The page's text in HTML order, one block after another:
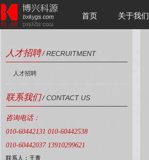
首页 关于我们
人才招聘/ RECRUITMENT
人才招聘
联系我们/ CONTACT US
咨询电话：
010-60442131 010-60442538
010-60442037 13910299621
联系人：王青